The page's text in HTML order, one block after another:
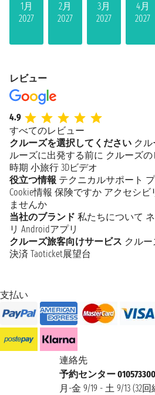
1月
2027
2月
2027
3月
2027
4月
2027
レビュー
4.9
すべてのレビュー
クルーズを選択してください ク
ルーズに出発する前に クルーズの
時期 小旅行 3Dビデオ
役立つ情報 テクニカルサポート
Cookie情報 保険ですか アクセシビ
ませんか
当社のブランド 私たちについて
リ Androidアプリ
クルーズ旅客向けサービス クル
決済 Taoticket展望台
支払い
連絡先
予約センター
月-金 9/19 - 土 9/13 (32回